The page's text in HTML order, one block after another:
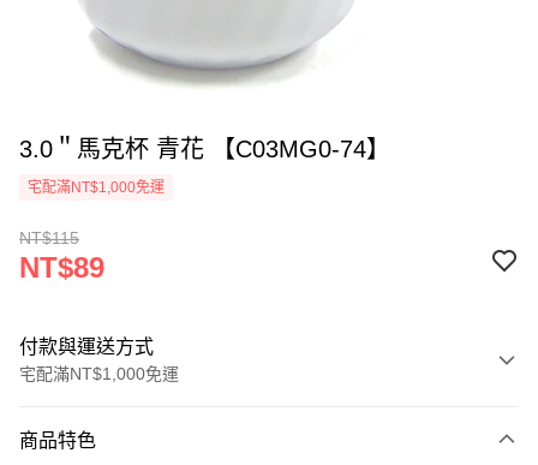
3.0＂馬克杯 青花 【C03MG0-74】
宅配滿NT$1,000免運
NT$115
NT$89
付款與運送方式
宅配滿NT$1,000免運
信用卡一次付款
商品特色